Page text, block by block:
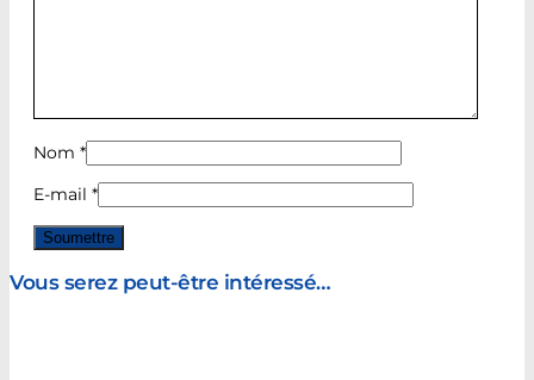
Nom *
E-mail *
Vous serez peut-être intéressé…